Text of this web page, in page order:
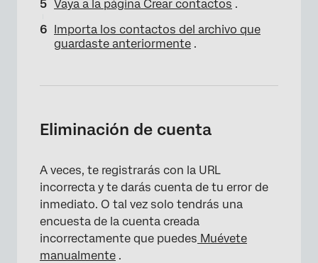
Vaya a la página Crear contactos .
Importa los contactos del archivo que
guardaste anteriormente .
Eliminación de cuenta
A veces, te registrarás con la URL
incorrecta y te darás cuenta de tu error de
inmediato. O tal vez solo tendrás una
encuesta de la cuenta creada
incorrectamente que puedes Muévete
manualmente .